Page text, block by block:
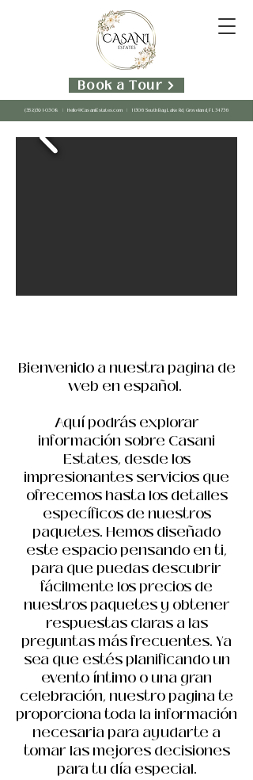
(352)391-0308 |Hello@CasaniEstates.com | 11306 South Bay Lake Rd, Groveland, FL 34736
Book a Tour
Bienvenido a nuestra pagina de
web en español.
Aquí podrás explorar
información sobre Casani
Estates, desde los
impresionantes servicios que
ofrecemos hasta los detalles
específicos de nuestros
paquetes. Hemos diseñado
este espacio pensando en ti,
para que puedas descubrir
fácilmente los precios de
nuestros paquetes y obtener
respuestas claras a las
preguntas más frecuentes. Ya
sea que estés planificando un
evento íntimo o una gran
celebración, nuestro pagina te
proporciona toda la información
necesaria para ayudarte a
tomar las mejores decisiones
para tu día especial.